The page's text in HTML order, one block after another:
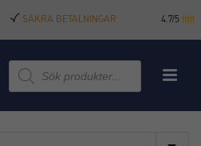
SÄKRA BETALNINGAR 4.7/5
Produktsökning